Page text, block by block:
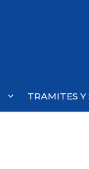
TRAMITES Y